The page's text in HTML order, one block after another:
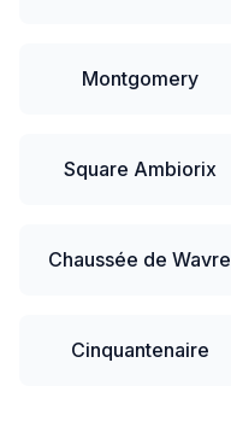
Montgomery
Square Ambiorix
Chaussée de Wavre
Cinquantenaire